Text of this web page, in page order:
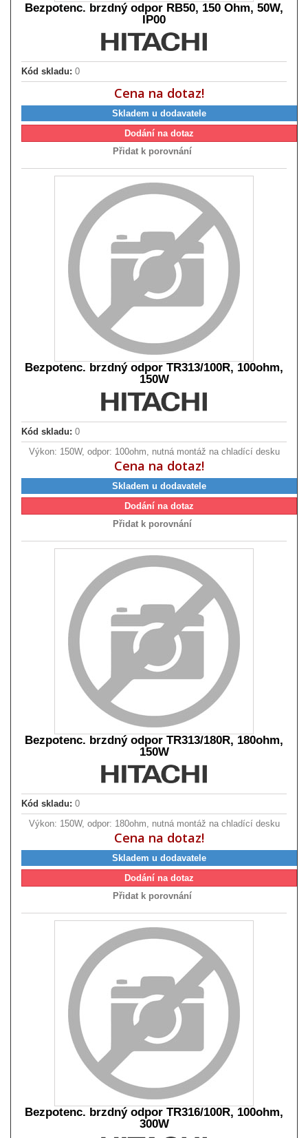
Bezpotenc. brzdný odpor RB50, 150 Ohm, 50W,
IP00
Kód skladu: 0
Cena na dotaz!
Skladem u dodavatele
Dodání na dotaz
Přidat k porovnání
Bezpotenc. brzdný odpor TR313/100R, 100ohm,
150W
Kód skladu: 0
Výkon: 150W, odpor: 100ohm, nutná montáž na chladící desku
Cena na dotaz!
Skladem u dodavatele
Dodání na dotaz
Přidat k porovnání
Bezpotenc. brzdný odpor TR313/180R, 180ohm,
150W
Kód skladu: 0
Výkon: 150W, odpor: 180ohm, nutná montáž na chladící desku
Cena na dotaz!
Skladem u dodavatele
Dodání na dotaz
Přidat k porovnání
Bezpotenc. brzdný odpor TR316/100R, 100ohm,
300W